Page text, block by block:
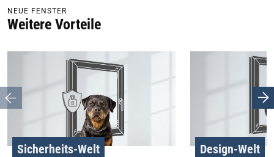
NEUE FENSTER
Weitere Vorteile
Sicherheits-Welt Design-Welt